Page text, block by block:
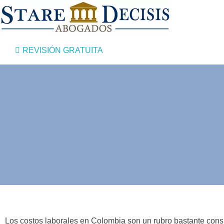
REVISIÓN GRATUITA
Los costos laborales en Colombia son un rubro bastante